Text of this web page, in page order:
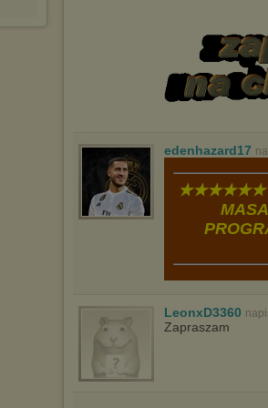
Istnieje możliwość zmiany ustawień
sposób uniemożliwiający
urządzeniu końcowym. Można również
dokonując odpowiednich zmian w
edenhazard17
★★★★★★
LeonxD3360
Zapraszam